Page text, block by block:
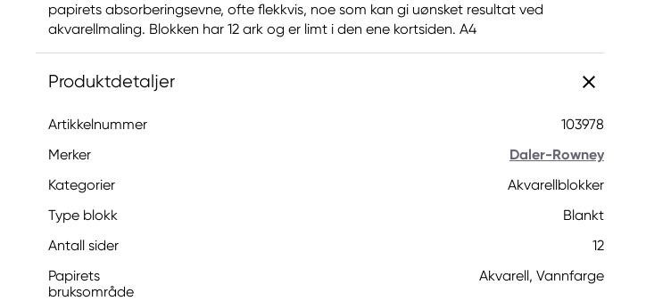
papirets absorberingsevne, ofte flekkvis, noe som kan gi uønsket resultat ved
akvarellmaling. Blokken har 12 ark og er limt i den ene kortsiden. A4
Produktdetaljer
Artikkelnummer
103978
Merker
Daler-Rowney
Kategorier
Akvarellblokker
Type blokk
Blankt
Antall sider
12
Papirets
bruksområde
Akvarell, Vannfarge